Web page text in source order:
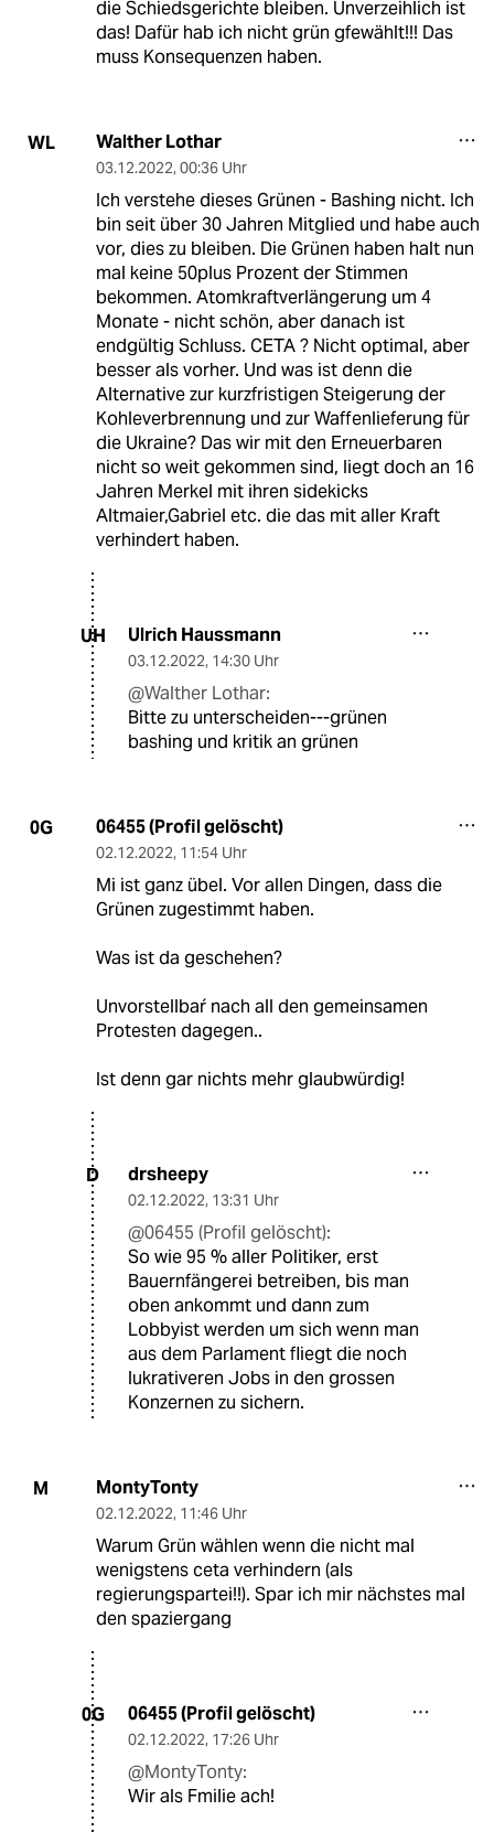
die Schiedsgerichte bleiben. Unverzeihlich ist
das! Dafür hab ich nicht grün gfewählt!!! Das
muss Konsequenzen haben.
WL Walther Lothar
03.12.2022, 00:36 Uhr
Ich verstehe dieses Grünen - Bashing nicht. Ich
bin seit über 30 Jahren Mitglied und habe auch
vor, dies zu bleiben. Die Grünen haben halt nun
mal keine 50plus Prozent der Stimmen
bekommen. Atomkraftverlängerung um 4
Monate - nicht schön, aber danach ist
endgültig Schluss. CETA ? Nicht optimal, aber
besser als vorher. Und was ist denn die
Alternative zur kurzfristigen Steigerung der
Kohleverbrennung und zur Waffenlieferung für
die Ukraine? Das wir mit den Erneuerbaren
nicht so weit gekommen sind, liegt doch an 16
Jahren Merkel mit ihren sidekicks
Altmaier,Gabriel etc. die das mit aller Kraft
verhindert haben.
UH Ulrich Haussmann
03.12.2022, 14:30 Uhr
@Walther Lothar:
Bitte zu unterscheiden---grünen
bashing und kritik an grünen
0G 06455 (Profil gelöscht)
02.12.2022, 11:54 Uhr
Mi ist ganz übel. Vor allen Dingen, dass die
Grünen zugestimmt haben.
Was ist da geschehen?
Unvorstellbaŕ nach all den gemeinsamen
Protesten dagegen..
Ist denn gar nichts mehr glaubwürdig!
D drsheepy
02.12.2022, 13:31 Uhr
@06455 (Profil gelöscht):
So wie 95 % aller Politiker, erst
Bauernfängerei betreiben, bis man
oben ankommt und dann zum
Lobbyist werden um sich wenn man
aus dem Parlament fliegt die noch
lukrativeren Jobs in den grossen
Konzernen zu sichern.
M MontyTonty
02.12.2022, 11:46 Uhr
Warum Grün wählen wenn die nicht mal
wenigstens ceta verhindern (als
regierungspartei!!). Spar ich mir nächstes mal
den spaziergang
0G 06455 (Profil gelöscht)
02.12.2022, 17:26 Uhr
@MontyTonty:
Wir als Fmilie ach!